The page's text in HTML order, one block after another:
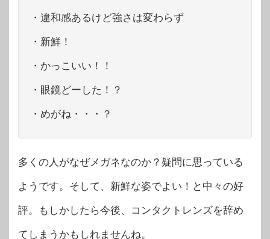
・違和感あるけど強さは変わらず
・新鮮！
・かっこいい！！
・眼鏡どーした！？
・めがね・・・？
多くの人がなぜメガネなのか？疑問に思っている
ようです。そして、新鮮な姿でよい！と中々の好
評。もしかしたら今後、コンタクトレンズを辞め
てしまうかもしれませんね。